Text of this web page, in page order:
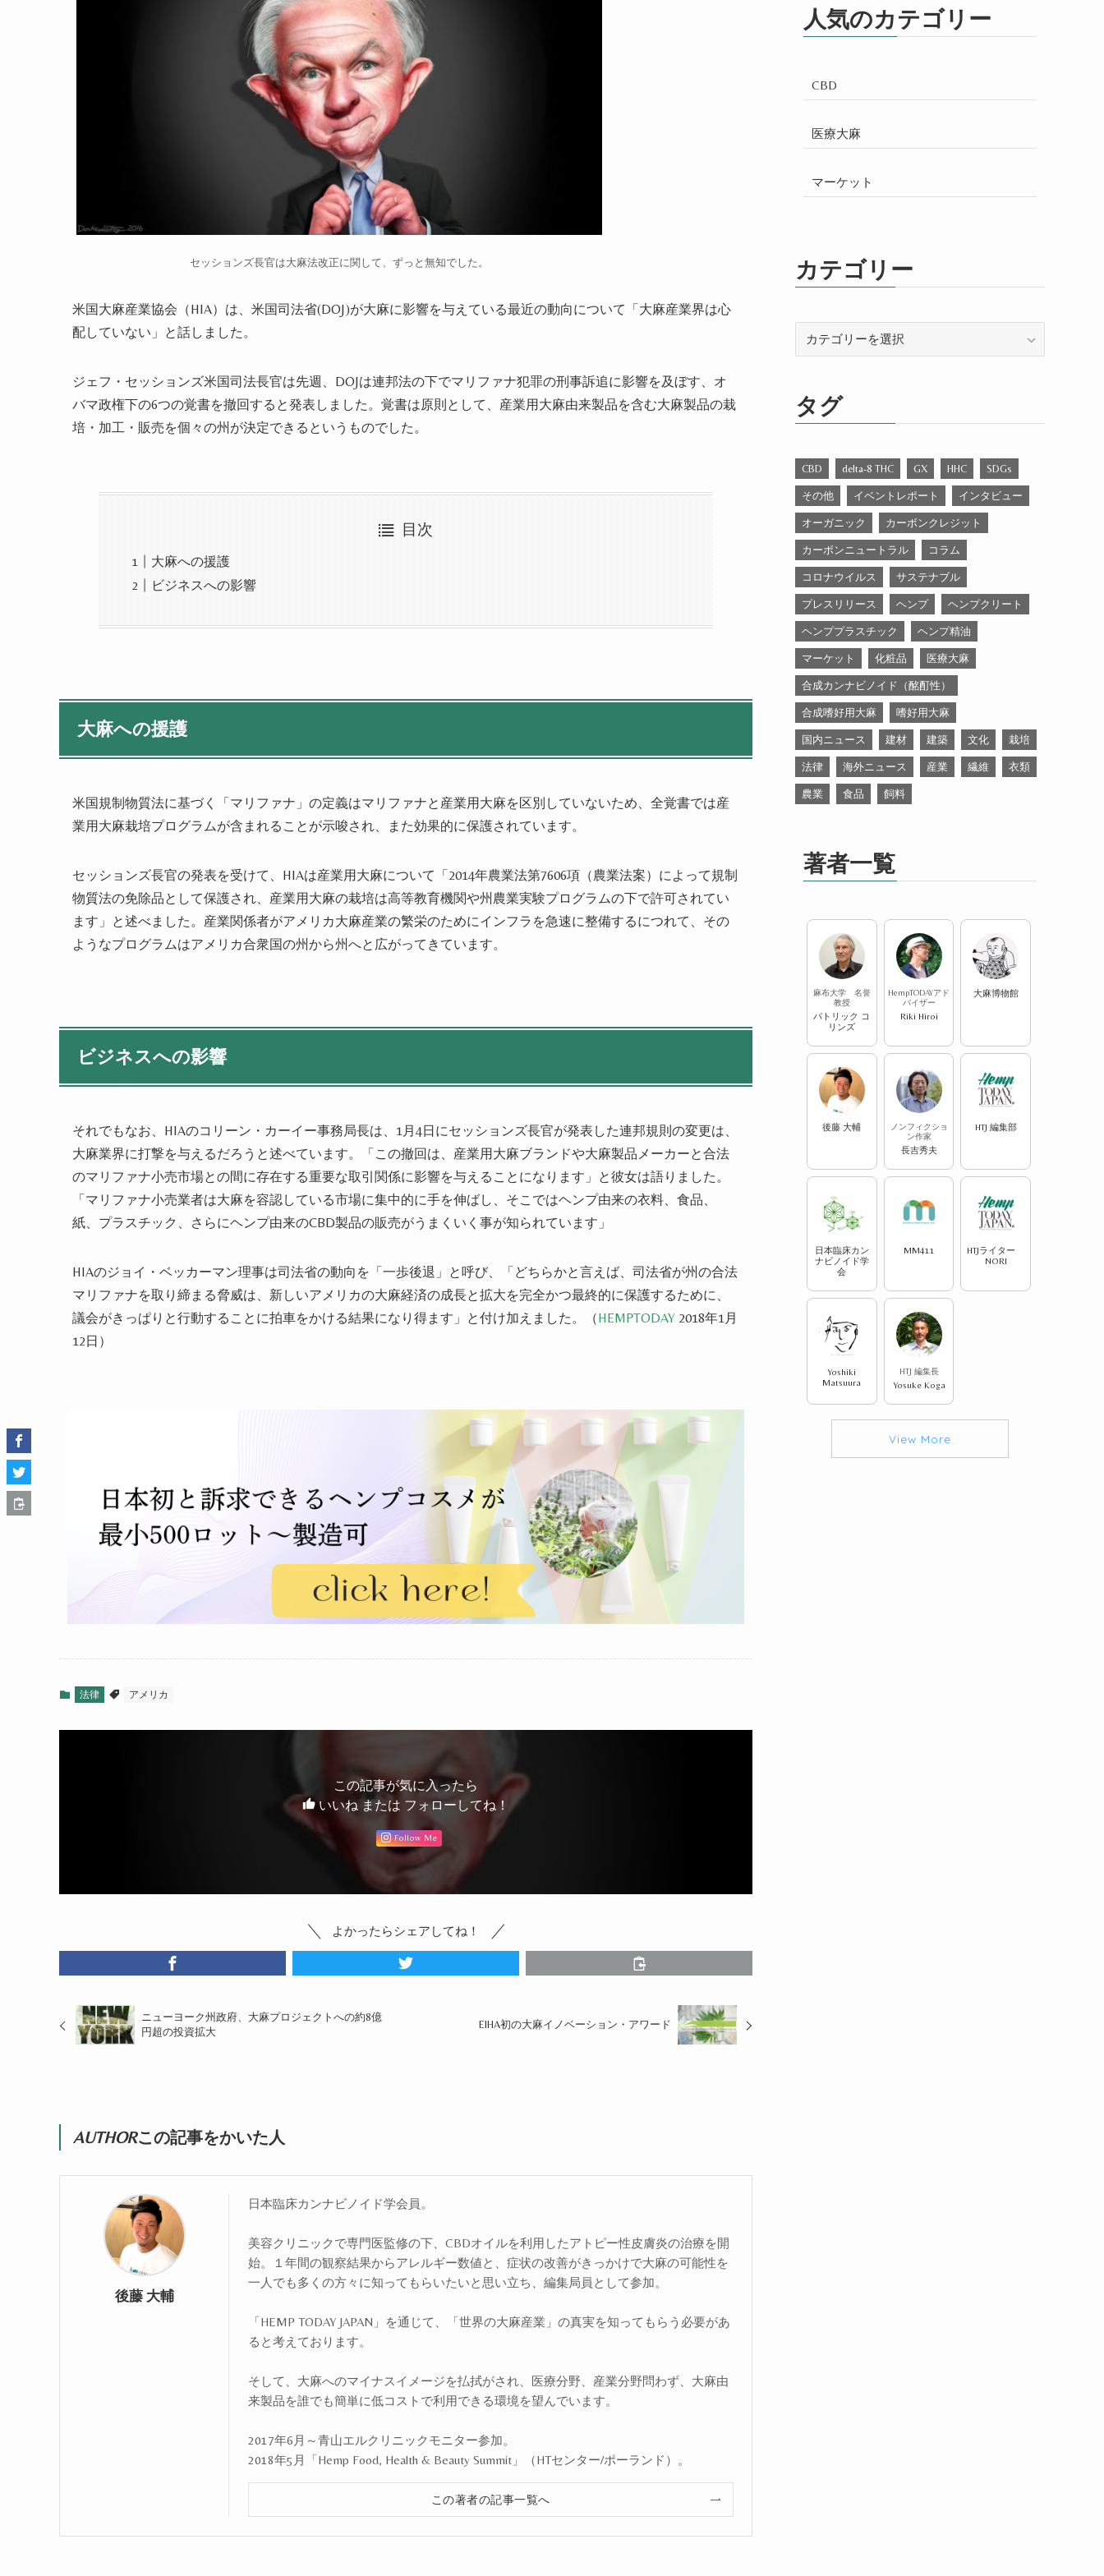
セッションズ長官は大麻法改正に関して、ずっと無知でした。
米国大麻産業協会（HIA）は、米国司法省(DOJ)が大麻に影響を与えている最近の動向について「大麻産業界は心
配していない」と話しました。
ジェフ・セッションズ米国司法長官は先週、DOJは連邦法の下でマリファナ犯罪の刑事訴追に影響を及ぼす 、オ
バマ政権下の6つの覚書を撤回すると発表しました。覚書は原則として、産業用大麻由来製品を含む大麻製品の栽
培・加工・販売を個々の州が決定できるというものでした。
目次
大麻への援護
ビジネスへの影響
大麻への援護
米国規制物質法に基づく「マリファナ」の定義はマリファナと産業用大麻を区別していないため、全覚書では産
業用大麻栽培プログラムが含まれることが示唆され、また効果的に保護されています。
セッションズ長官の発表を受けて、HIAは産業用大麻について「2014年農業法第7606項（農業法案）によって規制
物質法の免除品として保護され、産業用大麻の栽培は高等教育機関や州農業実験プログラムの下で許可されてい
ます」と述べました。産業関係者がアメリカ大麻産業の繁栄のためにインフラを急速に整備するにつれて、その
ようなプログラムはアメリカ合衆国の州から州へと広がってきています。
ビジネスへの影響
それでもなお、HIAのコリーン・カーイー事務局長は、1月4日にセッションズ長官が発表した連邦規則の変更は、
大麻業界に打撃を与えるだろうと述べています。「この撤回は、産業用大麻ブランドや大麻製品メーカーと合法
のマリファナ小売市場との間に存在する重要な取引関係に影響を与えることになります」と彼女は語りました。
「マリファナ小売業者は大麻を容認している市場に集中的に手を伸ばし、そこではヘンプ由来の衣料、食品、
紙、プラスチック、さらにヘンプ由来のCBD製品の販売がうまくいく事が知られています」
HIAのジョイ・ベッカーマン理事は司法省の動向を「一歩後退」と呼び、「どちらかと言えば、司法省が州の合法
マリファナを取り締まる脅威は、新しいアメリカの大麻経済の成長と拡大を完全かつ最終的に保護するために、
議会がきっぱりと行動することに拍車をかける結果になり得ます」と付け加えました。
（HEMPTODAY 2018年1月
12日）
法律 アメリカ
この記事が気に入ったら
いいね または フォローしてね！
Follow Me
よかったらシェアしてね！
ニューヨーク州政府、大麻プロジェクトへの約8億
円超の投資拡大
EIHA初の大麻イノベーション・アワード
AUTHORこの記事をかいた人
後藤 大輔
日本臨床カンナビノイド学会員。
美容クリニックで専門医監修の下、CBDオイルを利用したアトピー性皮膚炎の治療を開
始。１年間の観察結果からアレルギー数値と、症状の改善がきっかけで大麻の可能性を
一人でも多くの方々に知ってもらいたいと思い立ち、編集局員として参加。
「HEMP TODAY JAPAN」を通じて、「世界の大麻産業」の真実を知ってもらう必要があ
ると考えております。
そして、大麻へのマイナスイメージを払拭がされ、医療分野、産業分野問わず、大麻由
来製品を誰でも簡単に低コストで利用できる環境を望んでいます。
2017年6月～青山エルクリニックモニター参加。
2018年5月「Hemp Food, Health & Beauty Summit」（HTセンター/ポーランド）。
この著者の記事一覧へ
人気のカテゴリー
CBD
医療大麻
マーケット
カテゴリー
ー
タグ
CBD delta-8 THC GX HHC SDGs
その他 イベントレポート インタビュー
オーガニック カーボンクレジット
カーボンニュートラル コラム
コロナウイルス サステナブル
プレスリリース ヘンプ ヘンプクリート
ヘンププラスチック ヘンプ精油
マーケット 化粧品 医療大麻
合成カンナビノイド（酩酊性）
合成嗜好用大麻 嗜好用大麻
国内ニュース 建材 建築 文化 栽培
法律 海外ニュース 産業 繊維 衣類
農業 食品 飼料
著者一覧
麻布大学 名誉
教授
パトリック コ
リンズ
HempTODAYアド
バイザー
Riki Hiroi
大麻博物館
後藤 大輔
ノンフィクショ
ン作家
長吉秀夫
HTJ 編集部
日本臨床カン
ナビノイド学
会
MM411
HTJライター
NORI
Yoshiki
Matsuura
HTJ 編集長
Yosuke Koga
View More